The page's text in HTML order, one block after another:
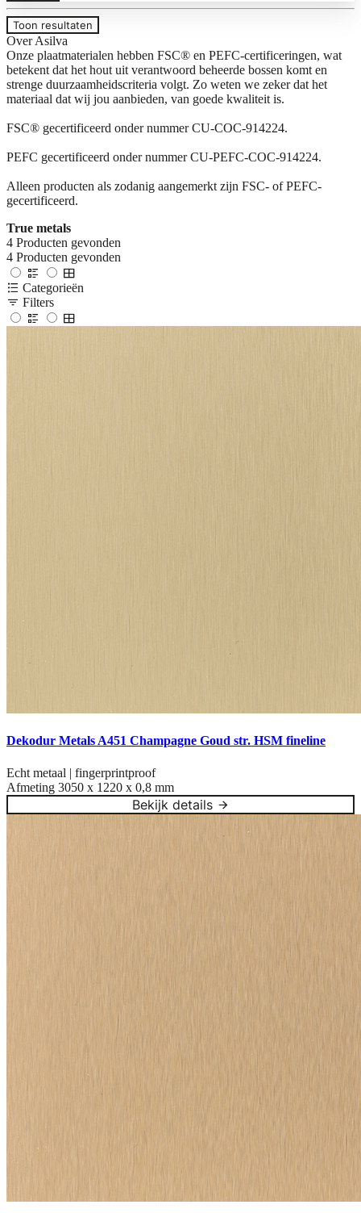
Toon resultaten
Over Asilva
Onze plaatmaterialen hebben FSC® en PEFC-certificeringen, wat
betekent dat het hout uit verantwoord beheerde bossen komt en
strenge duurzaamheidscriteria volgt. Zo weten we zeker dat het
materiaal dat wij jou aanbieden, van goede kwaliteit is.
FSC® gecertificeerd onder nummer CU-COC-914224.
PEFC gecertificeerd onder nummer CU-PEFC-COC-914224.
Alleen producten als zodanig aangemerkt zijn FSC- of PEFC-
gecertificeerd.
True metals
4 Producten gevonden
4 Producten gevonden
Categorieën
Filters
Dekodur Metals A451 Champagne Goud str. HSM fineline
Echt metaal | fingerprintproof
Afmeting 3050 x 1220 x 0,8 mm
Bekijk details